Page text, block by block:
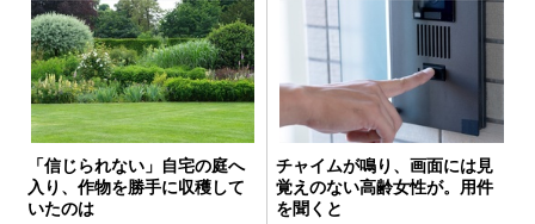
「信じられない」自宅の庭へ
入り、作物を勝手に収穫して
いたのは
チャイムが鳴り、画面には見
覚えのない高齢女性が。用件
を聞くと